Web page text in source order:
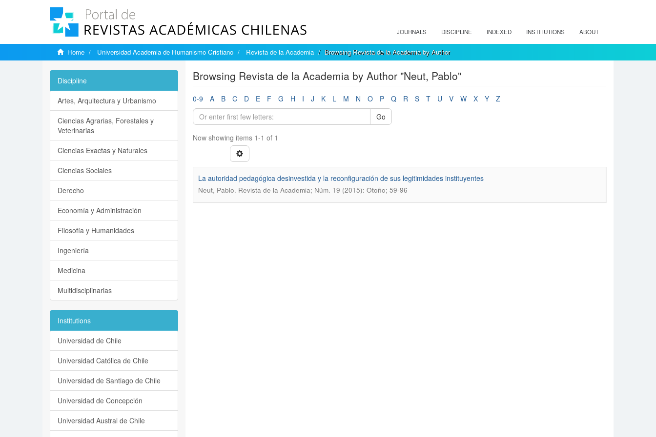
JOURNALS DISCIPLINE INDEXED INSTITUTIONS ABOUT
Home Universidad Academia de Humanismo Cristiano Revista de la Academia Browsing Revista de la Academia by Author
Browsing Revista de la Academia by Author "Neut, Pablo"
0-9 A B C D E F G H I J K L M N O P Q R S T U V W X Y
Z
Go
Now showing items 1-1 of 1
La autoridad pedagógica desinvestida y la reconfiguración de sus legitimidades instituyentes
Neut, Pablo. Revista de la Academia; Núm. 19 (2015): Otoño; 59-96
Discipline
Artes, Arquitectura y Urbanismo
Ciencias Agrarias, Forestales y
Veterinarias
Ciencias Exactas y Naturales
Ciencias Sociales
Derecho
Economía y Administración
Filosofía y Humanidades
Ingeniería
Medicina
Multidisciplinarias
Institutions
Universidad de Chile
Universidad Católica de Chile
Universidad de Santiago de Chile
Universidad de Concepción
Universidad Austral de Chile